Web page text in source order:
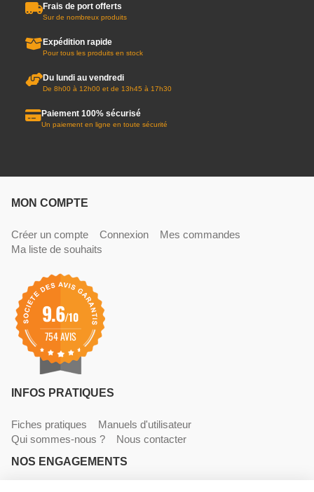
Frais de port offerts
Sur de nombreux produits
Expédition rapide
Pour tous les produits en stock
Du lundi au vendredi
De 8h00 à 12h00 et de 13h45 à 17h30
Paiement 100% sécurisé
Un paiement en ligne en toute sécurité
MON COMPTE
Créer un compte Connexion
Mes commandes
Ma liste de souhaits
9.6/10
754 AVIS
INFOS PRATIQUES
Fiches pratiques
Manuels d'utilisateur
Qui sommes-nous ?
Nous contacter
NOS ENGAGEMENTS